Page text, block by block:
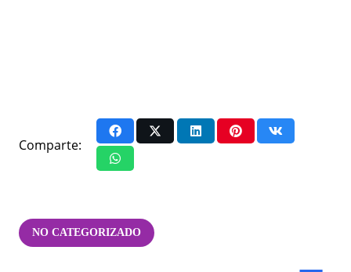
Comparte:
NO CATEGORIZADO